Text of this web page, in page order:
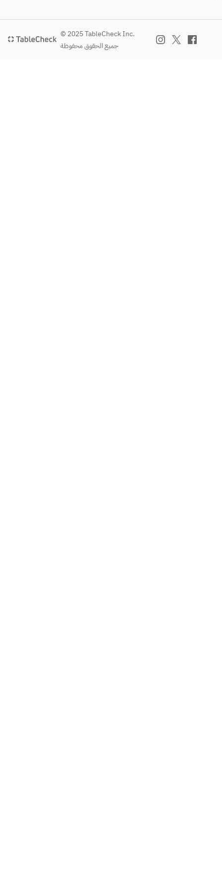
© 2025 TableCheck Inc.
جميع الحقوق محفوظة